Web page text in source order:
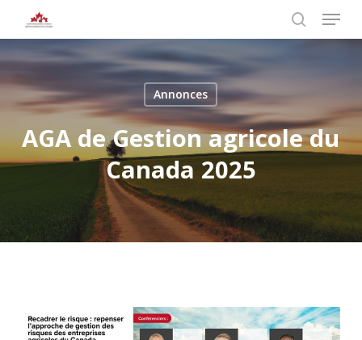
main
search
Menu
Annonces
AGA de Gestion agricole du
Canada 2025
Close